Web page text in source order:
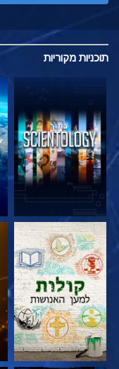
תוכניות מקוריות
בדוק את הסדרה